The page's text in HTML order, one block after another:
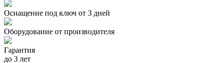
Оснащение под ключ от 3 дней
Оборудование от производителя
Гарантия
до 3 лет